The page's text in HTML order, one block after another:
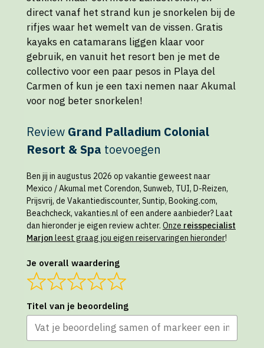
direct vanaf het strand kun je snorkelen bij de
rifjes waar het wemelt van de vissen. Gratis
kayaks en catamarans liggen klaar voor
gebruik, en vanuit het resort ben je met de
collectivo voor een paar pesos in Playa del
Carmen of kun je een taxi nemen naar Akumal
voor nog beter snorkelen!
Review Grand Palladium Colonial
Resort & Spa toevoegen
Ben jij in augustus 2026 op vakantie geweest naar
Mexico / Akumal met Corendon, Sunweb, TUI, D-Reizen,
Prijsvrij, de Vakantiediscounter, Suntip, Booking.com,
Beachcheck, vakanties.nl of een andere aanbieder? Laat
dan hieronder je eigen review achter. Onze reisspecialist
Marjon leest graag jou eigen reiservaringen hieronder!
Je overall waardering
Titel van je beoordeling